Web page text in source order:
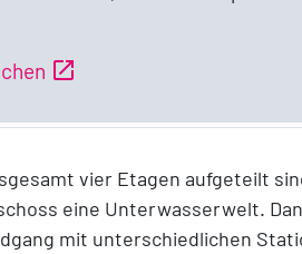
open_in_new
vier Etagen aufgeteilt
eine Unterwasserwelt.
mit unterschiedlichen